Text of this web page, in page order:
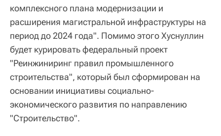
комплексного плана модернизации и
расширения магистральной инфраструктуры на
период до 2024 года". Помимо этого Хуснуллин
будет курировать федеральный проект
"Реинжиниринг правил промышленного
строительства", который был сформирован на
основании инициативы социально-
экономического развития по направлению
"Строительство".